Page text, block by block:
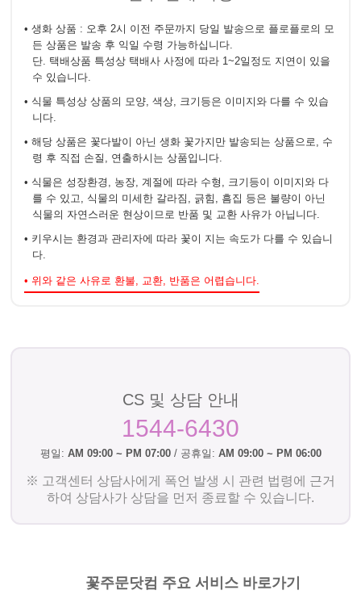
• 생화 상품 : 오후 2시 이전 주문까지 당일 발송으로 플로플로의 모
든 상품은 발송 후 익일 수령 가능하십니다.
단. 택배상품 특성상 택배사 사정에 따라 1~2일정도 지연이 있을
수 있습니다.
• 식물 특성상 상품의 모양, 색상, 크기등은 이미지와 다를 수 있습
니다.
• 해당 상품은 꽃다발이 아닌 생화 꽃가지만 발송되는 상품으로, 수
령 후 직접 손질, 연출하시는 상품입니다.
• 식물은 성장환경, 농장, 계절에 따라 수형, 크기등이 이미지와 다
를 수 있고, 식물의 미세한 갈라짐, 긁힘, 흠집 등은 불량이 아닌
식물의 자연스러운 현상이므로 반품 및 교환 사유가 아닙니다.
• 키우시는 환경과 관리자에 따라 꽃이 지는 속도가 다를 수 있습니
다.
• 위와 같은 사유로 환불, 교환, 반품은 어렵습니다.
CS 및 상담 안내
1544-6430
평일: AM 09:00 ~ PM 07:00 / 공휴일: AM 09:00 ~ PM 06:00
※ 고객센터 상담사에게 폭언 발생 시 관련 법령에 근거
하여 상담사가 상담을 먼저 종료할 수 있습니다.
꽃주문닷컴 주요 서비스 바로가기